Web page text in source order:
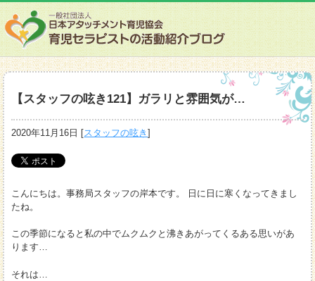
【スタッフの呟き121】ガラリと雰囲気が…
2020年11月16日 [スタッフの呟き]
こんにちは。事務局スタッフの岸本です。 日に日に寒くなってきまし
たね。
この季節になると私の中でムクムクと沸きあがってくるある思いがあ
ります…
それは…